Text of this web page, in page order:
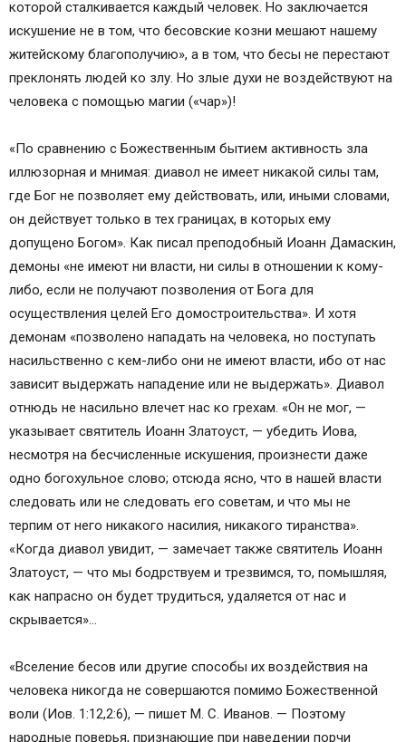
которой сталкивается каждый человек. Но заключается
искушение не в том, что бесовские козни мешают нашему
житейскому благополучию», а в том, что бесы не перестают
преклонять людей ко злу. Но злые духи не воздействуют на
человека с помощью магии («чар»)!
«По сравнению с Божественным бытием активность зла
иллюзорная и мнимая: диавол не имеет никакой силы там,
где Бог не позволяет ему действовать, или, иными словами,
он действует только в тех границах, в которых ему
допущено Богом». Как писал преподобный Иоанн Дамаскин,
демоны «не имеют ни власти, ни силы в отношении к кому-
либо, если не получают позволения от Бога для
осуществления целей Его домостроительства». И хотя
демонам «позволено нападать на человека, но поступать
насильственно с кем-либо они не имеют власти, ибо от нас
зависит выдержать нападение или не выдержать». Диавол
отнюдь не насильно влечет нас ко грехам. «Он не мог, —
указывает святитель Иоанн Златоуст, — убедить Иова,
несмотря на бесчисленные искушения, произнести даже
одно богохульное слово; отсюда ясно, что в нашей власти
следовать или не следовать его советам, и что мы не
терпим от него никакого насилия, никакого тиранства».
«Когда диавол увидит, — замечает также святитель Иоанн
Златоуст, — что мы бодрствуем и трезвимся, то, помышляя,
как напрасно он будет трудиться, удаляется от нас и
скрывается»…
«Вселение бесов или другие способы их воздействия на
человека никогда не совершаются помимо Божественной
воли (Иов. 1:12,2:6), — пишет М. С. Иванов. — Поэтому
народные поверья, признающие при наведении порчи